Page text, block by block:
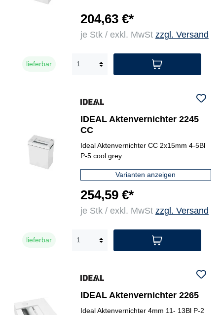
204,63 €*
je Stk / exkl. MwSt zzgl. Versand
lieferbar
IDEAL Aktenvernichter 2245
CC
Ideal Aktenvernichter CC 2x15mm 4-5Bl
P-5 cool grey
Varianten anzeigen
254,59 €*
je Stk / exkl. MwSt zzgl. Versand
lieferbar
IDEAL Aktenvernichter 2265
Ideal Aktenvernichter 4mm 11- 13Bl P-2